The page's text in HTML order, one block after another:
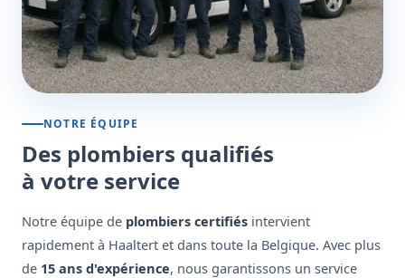
NOTRE ÉQUIPE
Des plombiers qualifiés
à votre service
Notre équipe de plombiers certifiés intervient
rapidement à Haaltert et dans toute la Belgique. Avec plus
de 15 ans d'expérience, nous garantissons un service